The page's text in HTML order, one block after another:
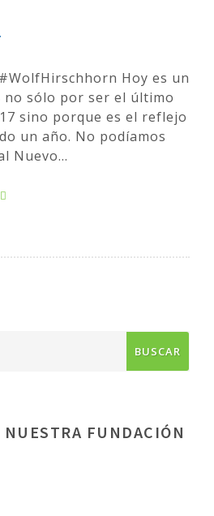
Hoy es un
no sólo por ser el último
sino porque es el reflejo
un año. No podíamos
Nuevo...
NUESTRA FUNDACIÓN